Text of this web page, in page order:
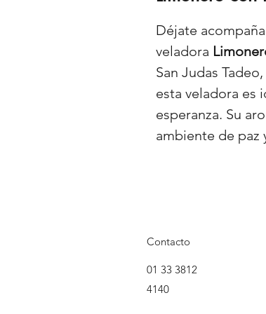
Déjate
veladora
San Judas
esta veladora es
esperanza. Su
ambiente de paz
Contacto
01 33 3812
4140